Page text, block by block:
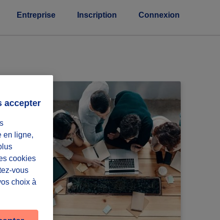
Entreprise Inscription Connexion
en ligne,
cookies
vous
choix à
accepter